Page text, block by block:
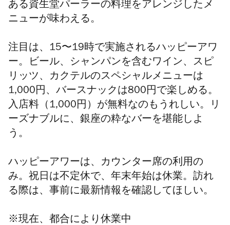
ある資生堂パーラーの料理をアレンジしたメ
ニューが味わえる。
注目は、15〜19時で実施されるハッピーアワ
ー。ビール、シャンパンを含むワイン、スピ
リッツ、カクテルのスペシャルメニューは
1,000円、バースナックは800円で楽しめる。
入店料（1,000円）が無料なのもうれしい。リ
ーズナブルに、銀座の粋なバーを堪能しよ
う。
ハッピーアワーは、カウンター席の利用の
み。祝日は不定休で、年末年始は休業。訪れ
る際は、事前に最新情報を確認してほしい。
※現在、都合により休業中